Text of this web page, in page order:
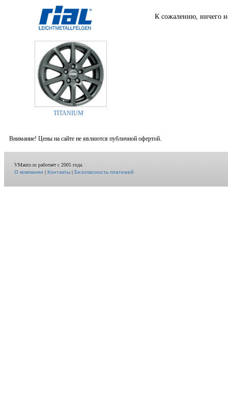
TITANIUM
К сожалению, ничего
Внимание! Цены на сайте не являются публичной офертой.
VMauto.ru работает с 2005 года.
О компании|Контакты|Безопасность платежей